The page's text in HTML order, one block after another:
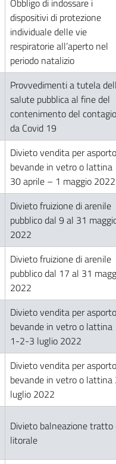
Obbligo di indossare i
dispositivi di protezione
individuale delle vie
respiratorie all’aperto nel
periodo natalizio
Provvedimenti a tutela
salute pubblica al fine del
contenimento del contagio
da Covid 19
Divieto vendita per asporto
bevande in vetro o lattina
30 aprile – 1 maggio 2022
Divieto fruizione di arenile
pubblico dal 9 al 31
2022
Divieto fruizione di arenile
pubblico dal 17 al 31
2022
Divieto vendita per asporto
bevande in vetro o lattina
1-2-3 luglio 2022
Divieto vendita per asporto
bevande in vetro o lattina
luglio 2022
Divieto balneazione tratto
litorale